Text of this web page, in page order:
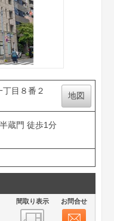
目８番２
地図
蔵門 徒歩1分
間取り表示 お問合せ